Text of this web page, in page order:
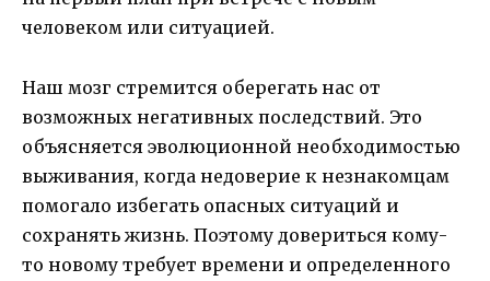
человеком или ситуацией.
Наш мозг стремится оберегать нас от
возможных негативных последствий. Это
объясняется эволюционной необходимостью
выживания, когда недоверие к незнакомцам
помогало избегать опасных ситуаций и
сохранять жизнь. Поэтому довериться кому-
то новому требует времени и определенного